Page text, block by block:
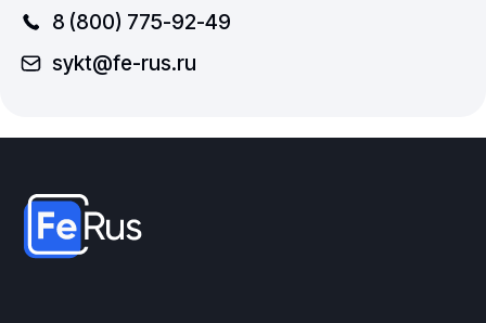
8 (800) 775-92-49
sykt@fe-rus.ru